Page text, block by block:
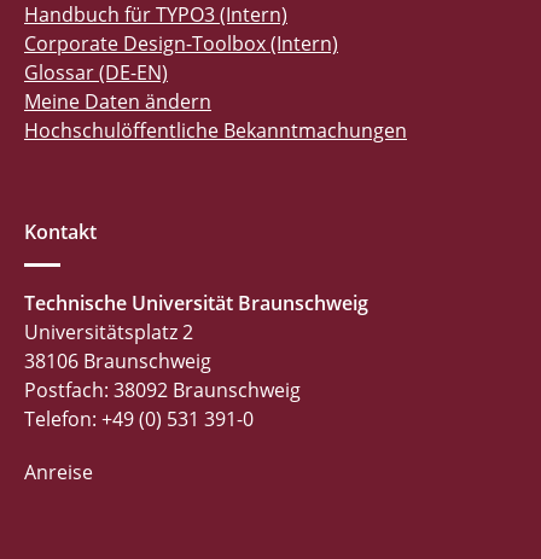
Handbuch für TYPO3 (Intern)
Corporate Design-Toolbox (Intern)
Glossar (DE-EN)
Meine Daten ändern
Hochschulöffentliche Bekanntmachungen
Kontakt
Technische Universität Braunschweig
Universitätsplatz 2
38106 Braunschweig
Postfach: 38092 Braunschweig
Telefon: +49 (0) 531 391-0
Anreise